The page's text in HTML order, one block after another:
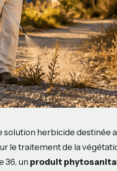
solution herbicide destinée
le traitement de la
36, un produit